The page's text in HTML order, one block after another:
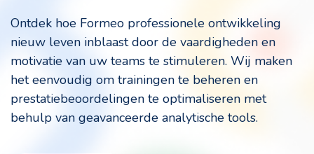
Ontdek hoe Formeo professionele ontwikkeling
nieuw leven inblaast door de vaardigheden en
motivatie van uw teams te stimuleren. Wij maken
het eenvoudig om trainingen te beheren en
prestatiebeoordelingen te optimaliseren met
behulp van geavanceerde analytische tools.